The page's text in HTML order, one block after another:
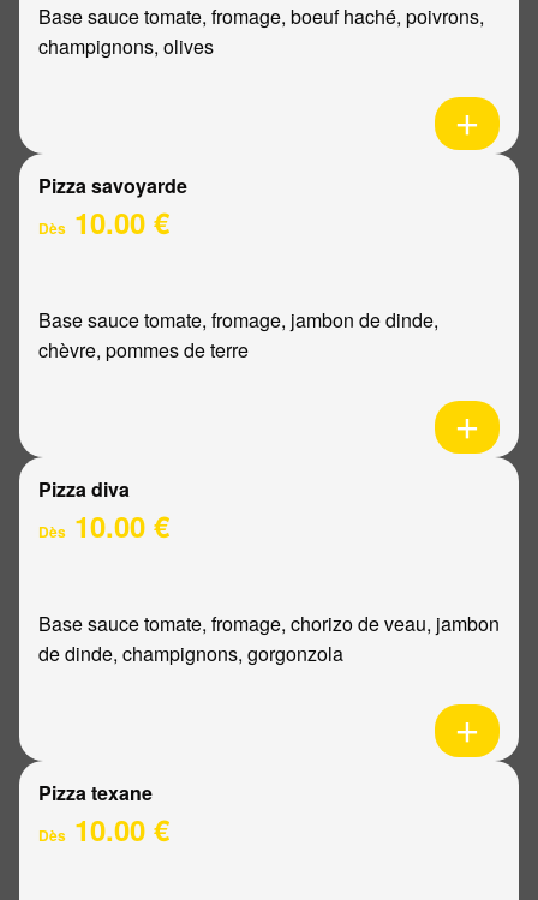
Base sauce tomate, fromage, boeuf haché, poivrons,
champignons, olives
Pizza savoyarde
Dès 10.00 €
Base sauce tomate, fromage, jambon de dinde,
chèvre, pommes de terre
Pizza diva
Dès 10.00 €
Base sauce tomate, fromage, chorizo de veau, jambon
de dinde, champignons, gorgonzola
Pizza texane
Dès 10.00 €